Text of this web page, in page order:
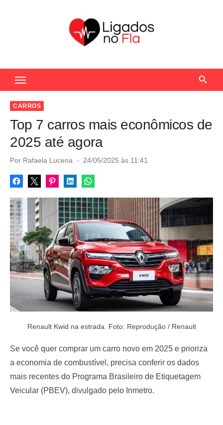
c
CARROS
Top 7 carros mais econômicos de
2025 até agora
Por Rafaela Lucena
P
s
t
d
o
n
24/05/2025 às 11:41
Renault Kwid na estrada. Foto: Reprodução / Renault
Se você quer comprar um carro novo em 2025 e prioriza
a economia de combustível, precisa conferir os dados
mais recentes do Programa Brasileiro de Etiquetagem
Veicular (PBEV), divulgado pelo Inmetro.